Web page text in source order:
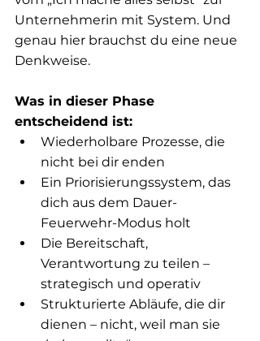
Unternehmerin mit System. Und
genau hier brauchst du eine neue
Denkweise.
Was in dieser Phase
entscheidend ist:
Wiederholbare Prozesse, die
nicht bei dir enden
Ein Priorisierungssystem, das
dich aus dem Dauer-
Feuerwehr-Modus holt
Die Bereitschaft,
Verantwortung zu teilen –
strategisch und operativ
Strukturierte Abläufe, die dir
dienen – nicht, weil man sie